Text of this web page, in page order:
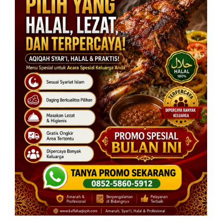
Memastikan Kesehatan Hewan di Musim
Kurban
Lonjakan permintaan di musim kurban terkadang
membuat pengawasan kesehatan jadi longgar. Sebagai
konsumen yang cerdas, pilihlah mitra yang menjamin
kesehatan hewannya secara transparan. Hewan yang
sehat bukan hanya syarat sah, tapi juga menjamin
daging yang dihasilkan berkualitas, bergizi, dan aman
bagi keluarga serta masyarakat.
Perhatikan pula pola pakannya. Hewan yang diberi
pakan alami tanpa zat kimia berbahaya akan
menghasilkan daging yang tidak berbau prengus dan
teksturnya lebih lembut. Hal ini sangat penting, apalagi
jika daging aqiqah tersebut akan diolah menjadi
hidangan spesial untuk menjamu tamu dan kerabat
dekat.